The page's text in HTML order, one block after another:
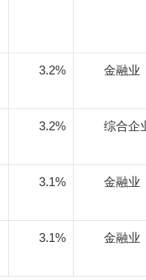
3.2% 金融业
3.2% 综合企
3.1% 金融业
3.1% 金融业